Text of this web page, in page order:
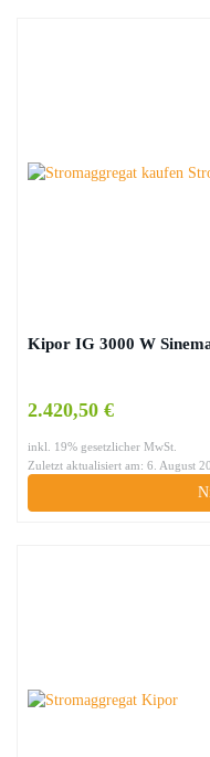
Kipor IG 3000 W
2.420,50 €
inkl. 19% gesetzlicher MwSt.
Zuletzt aktualisiert am: 6. August